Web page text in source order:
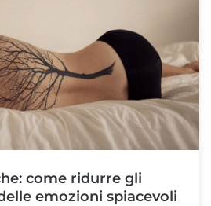
come ridurre gli
emozioni spiacevoli